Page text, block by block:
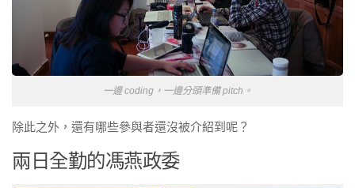
一邊 coding，一邊分頭準備 pitch。
除此之外，還有哪些參與者還沒被介紹到呢？
兩日全勤的馮燕政委